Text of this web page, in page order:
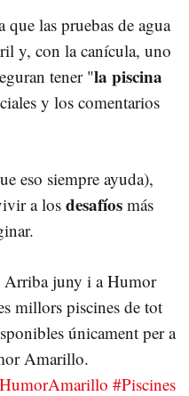
las pruebas de agua
y, con la canícula, uno
tener "la piscina
y los comentarios
eso siempre ayuda),
a los desafíos más
Arriba juny i a Humor
millors piscines de tot
únicament per a
Amarillo.
#Piscines